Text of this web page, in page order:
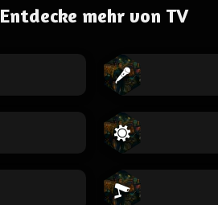
Entdecke mehr von TV